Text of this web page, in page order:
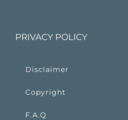
PRIVACY POLICY
Disclaimer
Copyright
F.A.Q